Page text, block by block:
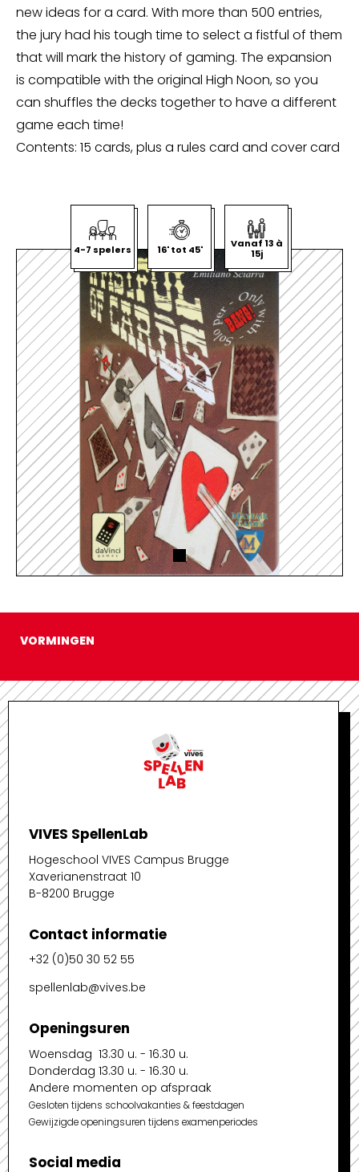
new ideas for a card. With more than 500 entries,
the jury had his tough time to select a fistful of them
that will mark the history of gaming. The expansion
is compatible with the original High Noon, so you
can shuffles the decks together to have a different
game each time!
Contents: 15 cards, plus a rules card and cover card
4-7 spelers 16' tot 45'
Vanaf 13 à
15j
VORMINGEN
VIVES SpellenLab
Hogeschool VIVES Campus Brugge
Xaverianenstraat 10
B-8200 Brugge
Contact informatie
+32 (0)50 30 52 55
spellenlab@vives.be
Openingsuren
Woensdag 13.30 u. - 16.30 u.
Donderdag 13.30 u. - 16.30 u.
Andere momenten op afspraak
Gesloten tijdens schoolvakanties & feestdagen
Gewijzigde openingsuren tijdens examenperiodes
Social media